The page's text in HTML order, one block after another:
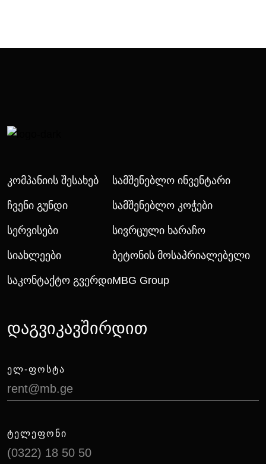
Კომპანიის Შესახებ
Ჩვენი Გუნდი
Სერვისები
Სიახლეები
Საკონტაქტო Გვერდი
Სამშენებლო Ინვენტარი
Სამშენებლო Კოჭები
Სივრცული Ხარაჩო
Ბეტონის Მოსაპრიალებელი
MBG Group
დაგვიკავშირდით
ᲔᲚ-ᲤᲝᲡᲢᲐ
rent@mb.ge
ᲢᲔᲚᲔᲤᲝᲜᲘ
(0322) 18 50 50